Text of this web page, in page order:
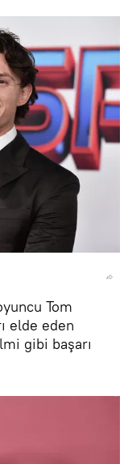
Tom
elde eden
gibi başarı